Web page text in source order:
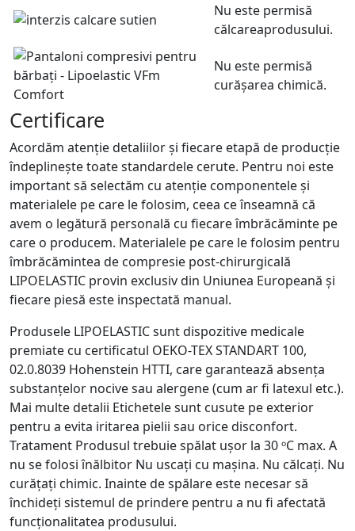
Nu este permisă
călcareaprodusului.
Nu este permisă
curășarea chimică.
Certificare
Acordăm atenție detaliilor și fiecare etapă de producție
îndeplinește toate standardele cerute. Pentru noi este
important să selectăm cu atenție componentele și
materialele pe care le folosim, ceea ce înseamnă că
avem o legătură personală cu fiecare îmbrăcăminte pe
care o producem. Materialele pe care le folosim pentru
îmbrăcămintea de compresie post-chirurgicală
LIPOELASTIC provin exclusiv din Uniunea Europeană și
fiecare piesă este inspectată manual.
Produsele LIPOELASTIC sunt dispozitive medicale
premiate cu certificatul OEKO-TEX STANDART 100,
02.0.8039 Hohenstein HTTI, care garantează absența
substanțelor nocive sau alergene (cum ar fi latexul etc.).
Mai multe detalii Etichetele sunt cusute pe exterior
pentru a evita iritarea pielii sau orice disconfort.
Tratament Produsul trebuie spălat ușor la 30 ᵒC max. A
nu se folosi înălbitor Nu uscați cu mașina. Nu călcați. Nu
curățați chimic. Inainte de spălare este necesar să
închideți sistemul de prindere pentru a nu fi afectată
funcționalitatea produsului.